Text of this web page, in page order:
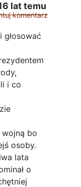
lat temu
komentarz
głosować
i co
bo
osoby.
lata
o